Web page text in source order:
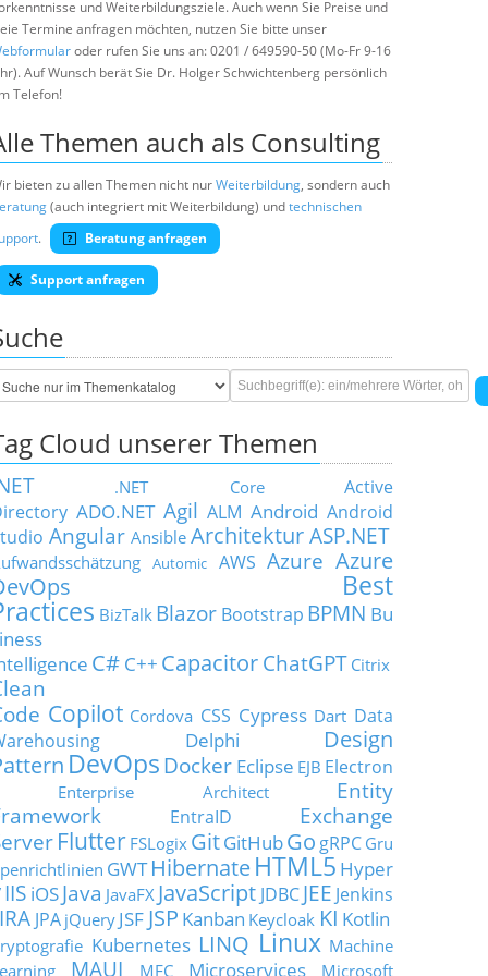
und Weiterbildungsziele. Auch wenn Sie Preise und
Termine anfragen möchten, nutzen Sie bitte unser
oder rufen Sie uns an: 0201 / 649590-50 (Mo-Fr 9-16
Auf Wunsch berät Sie Dr. Holger Schwichtenberg persönlich
Telefon!
Themen auch als Consulting
bieten zu allen Themen nicht nurWeiterbildung, sondern auch
(auch integriert mit Weiterbildung) undtechnischen
. Beratung anfragen
Support anfragen
Cloud unserer Themen
.NET Core
Active
ADO.NET Agil ALM Android Android
Angular Ansible Architektur ASP.NET
Automic AWS Azure Azure
Best
BizTalk Blazor Bootstrap BPMN Bu
C# C++ Capacitor ChatGPT Citrix
Copilot Cordova CSS Cypress Dart Data
Delphi
Design
DevOps Docker Eclipse EJB Electron
Enterprise Architect
Entity
EntraID
Exchange
Flutter FSLogix GitGitHubGo gRPC Gru
GWT HibernateHTML5 Hyper
IIS iOSJava JavaFX JavaScript JDBC JEE Jenkins
JPA jQuery JSF JSP Kanban Keycloak KI Kotlin
Kubernetes LINQ Linux Machine
MAUI MFC Microservices
Microsoft